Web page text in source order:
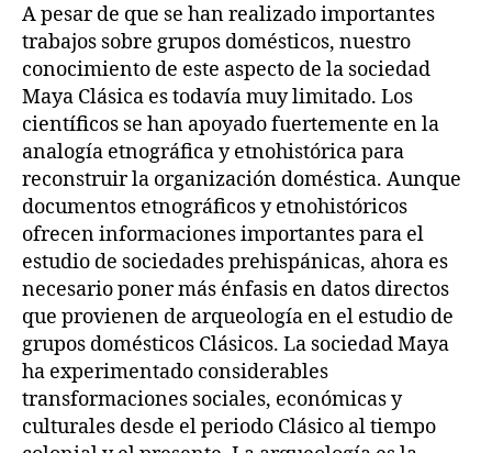
A pesar de que se han realizado importantes
trabajos sobre grupos domésticos, nuestro
conocimiento de este aspecto de la sociedad
Maya Clásica es todavía muy limitado. Los
científicos se han apoyado fuertemente en la
analogía etnográfica y etnohistórica para
reconstruir la organización doméstica. Aunque
documentos etnográficos y etnohistóricos
ofrecen informaciones importantes para el
estudio de sociedades prehispánicas, ahora es
necesario poner más énfasis en datos directos
que provienen de arqueología en el estudio de
grupos domésticos Clásicos. La sociedad Maya
ha experimentado considerables
transformaciones sociales, económicas y
culturales desde el periodo Clásico al tiempo